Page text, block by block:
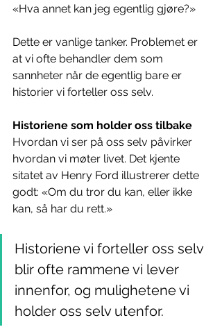
«Hva annet kan jeg egentlig gjøre?»
Dette er vanlige tanker. Problemet er
at vi ofte behandler dem som
sannheter når de egentlig bare er
historier vi forteller oss selv.
Historiene som holder oss tilbake
Hvordan vi ser på oss selv påvirker
hvordan vi møter livet. Det kjente
sitatet av Henry Ford illustrerer dette
godt: «Om du tror du kan, eller ikke
kan, så har du rett.»
Historiene vi forteller oss selv
blir ofte rammene vi lever
innenfor, og mulighetene vi
holder oss selv utenfor.